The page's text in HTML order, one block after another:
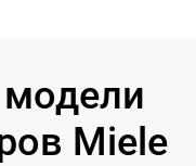
Miele